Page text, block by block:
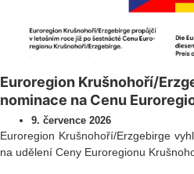
Euroregion Krušnohoří/
nominace na Cenu
9. července 2026
Euroregion Krušnohoří/Erzgebirge
na udělení Ceny Euroregionu